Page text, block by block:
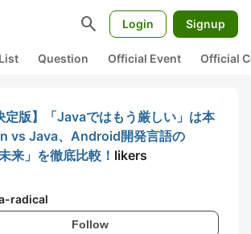
search Login Signup
Question Official Event Official
定版】「Javaではもう厳しい」は本
vs Java、Android開発言語の
来」を徹底比較！ likers
radical
Follow